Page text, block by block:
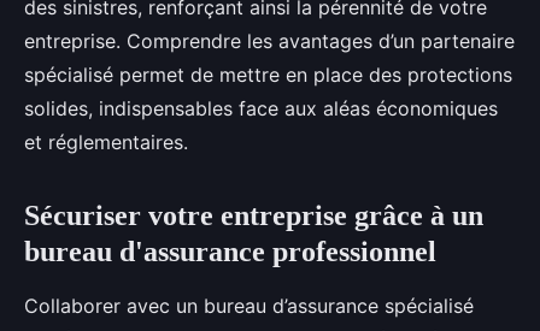
des sinistres, renforçant ainsi la pérennité de votre
entreprise. Comprendre les avantages d’un partenaire
spécialisé permet de mettre en place des protections
solides, indispensables face aux aléas économiques
et réglementaires.
Sécuriser votre entreprise grâce à un
bureau d'assurance professionnel
Collaborer avec un bureau d’assurance spécialisé